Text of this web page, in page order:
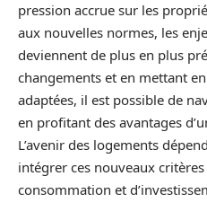
pression accrue sur les
aux nouvelles normes, les
deviennent de plus en plus
changements et en mettant
adaptées, il est possible de
en profitant des avantages
L’avenir des logements
intégrer ces nouveaux
consommation et